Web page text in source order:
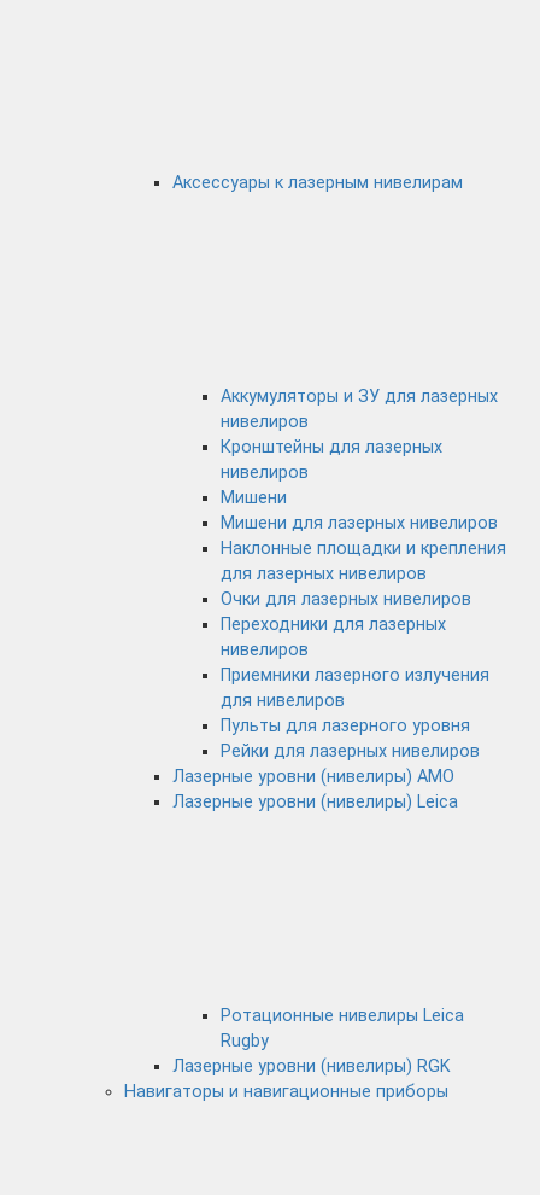
Аксессуары к лазерным нивелирам
Аккумуляторы и ЗУ для лазерных
нивелиров
Кронштейны для лазерных
нивелиров
Мишени
Мишени для лазерных нивелиров
Наклонные площадки и крепления
для лазерных нивелиров
Очки для лазерных нивелиров
Переходники для лазерных
нивелиров
Приемники лазерного излучения
для нивелиров
Пульты для лазерного уровня
Рейки для лазерных нивелиров
Лазерные уровни (нивелиры) AMO
Лазерные уровни (нивелиры) Leica
Ротационные нивелиры Leica
Rugby
Лазерные уровни (нивелиры) RGK
Навигаторы и навигационные приборы